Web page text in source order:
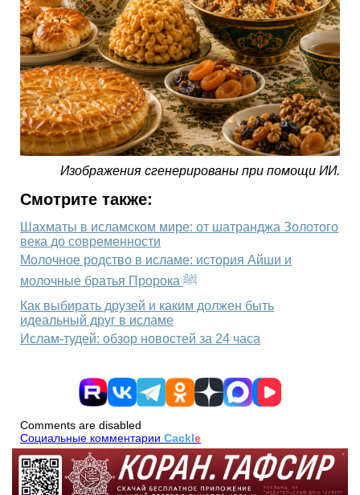
Изображения сгенерированы при помощи ИИ.
Смотрите также:
Шахматы в исламском мире: от шатранджа Золотого
века до современности
Молочное родство в исламе: история Айши и
молочные братья Пророка ﷺ
Как выбирать друзей и каким должен быть
идеальный друг в исламе
Ислам-тудей: обзор новостей за 24 часа
Comments are disabled
Социальные комментарии Cackle